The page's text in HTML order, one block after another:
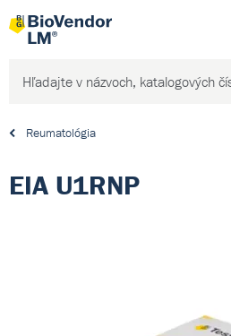
Reumatológia
EIA U1RNP